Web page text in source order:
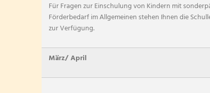
Für Fragen zur Einschulung von Kindern mit
Förderbedarf im Allgemeinen stehen Ihnen die
zur Verfügung.
März/ April